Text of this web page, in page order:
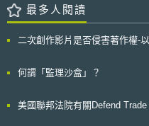
來自不同成員國之參與者；並以優
與。 參與之成員國需承諾採購最
限制。近年來因網路性剝削、假訊
會兩院迅速通過本次修法。 新修線上安全法於第63C條增定「具年齡限制之
係指符合下列條件之電子服務：
終端使用者能與其他終端使用者連
Facebook、Instagram、X等。 ARSMP必須採取合理步驟(reasonable
最多人閱讀
二次創作影片是否侵害著作權-
何謂「監理沙盒」？
美國聯邦法院有關Defend